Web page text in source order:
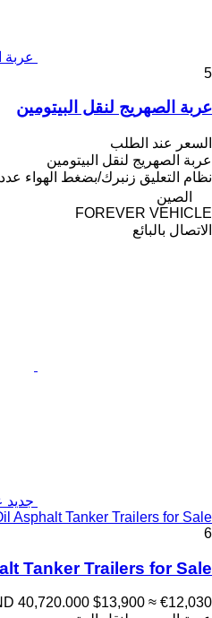
عربة
5
عربة الصهريج لنقل البيتومين
السعر عند الطلب
عربة الصهريج لنقل البيتومين
نظام التعليق زنبرك/بضغط الهواء
الصين
FOREVER VEHICLE
الاتصال بالبائع
جديد
Asphalt Tanker Trailers for Sale
6
Tanker Trailers for Sale
40,720.000 $13,900 ≈ €12,030